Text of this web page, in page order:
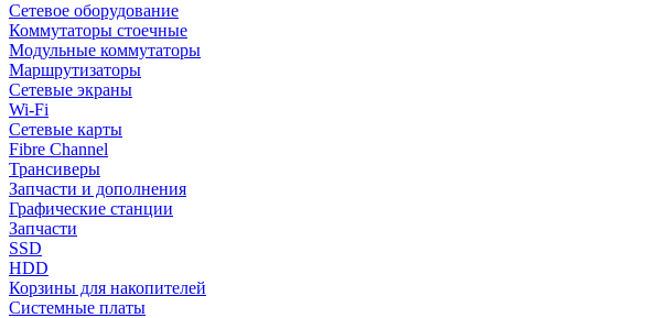
Сетевое оборудование
Коммутаторы стоечные
Модульные коммутаторы
Маршрутизаторы
Сетевые экраны
Wi-Fi
Сетевые карты
Fibre Channel
Трансиверы
Запчасти и дополнения
Графические станции
Запчасти
SSD
HDD
Корзины для накопителей
Системные платы